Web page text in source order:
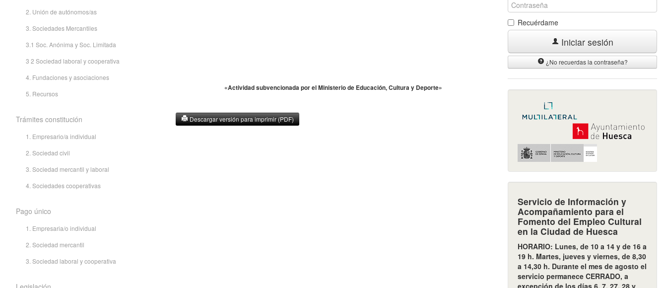
2. Unión de autónomos/as
3. Sociedades Mercantiles
3.1 Soc. Anónima y Soc. Limitada
3 2 Sociedad laboral y cooperativa
4. Fundaciones y asociaciones
5. Recursos
Trámites constitución
1. Empresario/a individual
2. Sociedad civil
3. Sociedad mercantil y laboral
4. Sociedades cooperativas
Pago único
1. Empresaria/o individual
2. Sociedad mercantil
3. Sociedad laboral y cooperativa
«Actividad subvencionada por el Ministerio de Educación, Cultura y Deporte»
Descargar versión para imprimir (PDF)
Recuérdame
Iniciar sesión
¿No recuerdas la contraseña?
Servicio de Información y
Acompañamiento para el
Fomento del Empleo Cultural
en la Ciudad de Huesca
HORARIO: Lunes, de 10 a 14 y de 16 a
19 h. Martes, jueves y viernes, de 8,30
a 14,30 h. Durante el mes de agosto el
servicio permanece CERRADO, a
excepción de los días 6, 7, 27, 28 y